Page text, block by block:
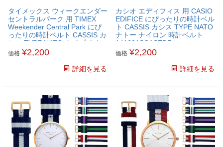
タイメックス ウィークエンダー
セントラルパーク 用 TIMEX
Weekender Central Park にぴ
ったりの時計ベルト CASSIS カ
シス TYPE NATO タイプ ナト
ー ナイロン 時計ベルト
141601STMXWCP
価格 ¥2,200
詳細を見る
カシオ エディフィス 用 CASIO
EDIFICE にぴったりの時計ベル
ト CASSIS カシス TYPE NATO
ナトー ナイロン 時計ベルト
141601SCASEDF
価格 ¥2,200
詳細を見る